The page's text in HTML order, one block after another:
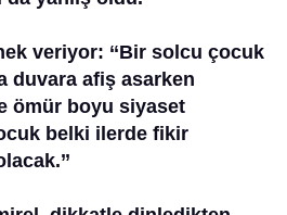
veriyor: ‘‘Bir solcu çocuk
duvara afiş asarken
ömür boyu siyaset
belki ilerde fikir